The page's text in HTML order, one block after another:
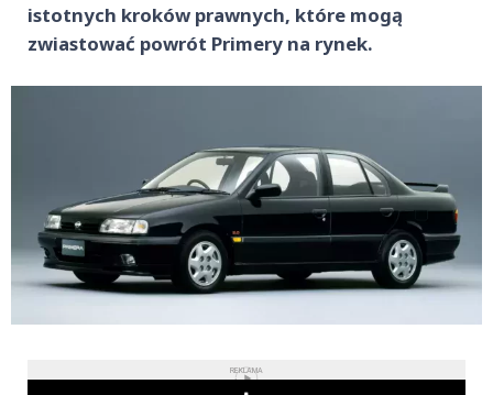
istotnych kroków prawnych, które mogą
zwiastować powrót Primery na rynek.
REKLAMA